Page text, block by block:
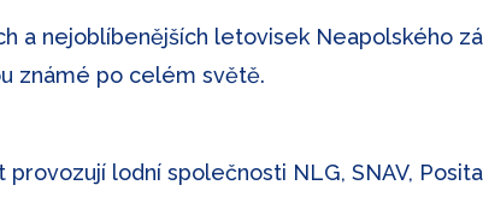
a nejoblíbenějších letovisek Neapolského
známé po celém světě.
lodní společnosti NLG, SNAV,